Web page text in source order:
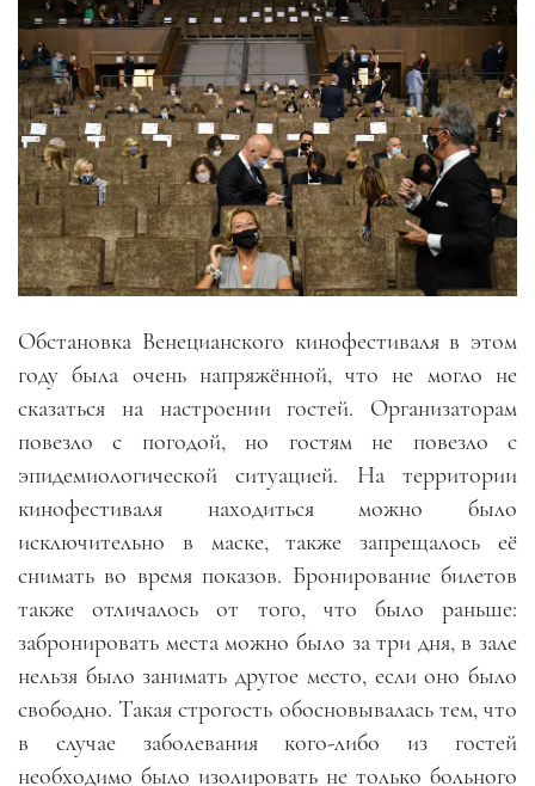
Обстановка Венецианского кинофестиваля в этом
году была очень напряжённой, что не могло не
сказаться на настроении гостей. Организаторам
повезло с погодой, но гостям не повезло с
эпидемиологической ситуацией. На территории
кинофестиваля находиться можно было
исключительно в маске, также запрещалось её
снимать во время показов. Бронирование билетов
также отличалось от того, что было раньше:
забронировать места можно было за три дня, в зале
нельзя было занимать другое место, если оно было
свободно. Такая строгость обосновывалась тем, что
в случае заболевания кого-либо из гостей
необходимо было изолировать не только больного